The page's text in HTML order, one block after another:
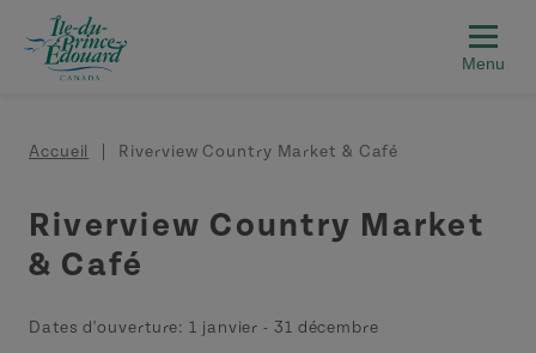
Aller au contenu principal
Fil d'Ariane
Accueil Riverview Country Market & Café
Riverview Country Market
& Café
Dates d'ouverture:1 janvier - 31 décembre